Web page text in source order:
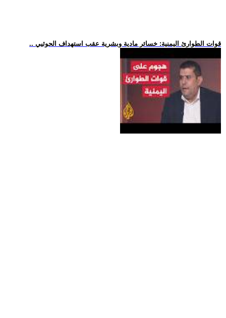
.. قوات الطوارئ اليمنية: خسائر مادية وبشرية عقب استهداف الحوثيي